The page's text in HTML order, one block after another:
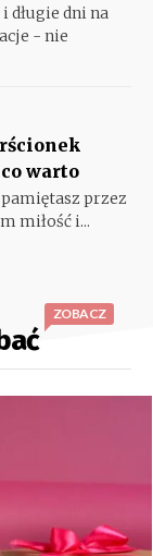
długie dni na
- nie
warto
przez
miłość i...
ZOBACZ